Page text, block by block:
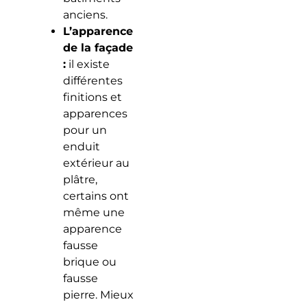
anciens.
L’apparence
de la façade
:il existe
différentes
finitions et
apparences
pour un
enduit
extérieur au
plâtre,
certains ont
même une
apparence
fausse
brique ou
fausse
pierre. Mieux